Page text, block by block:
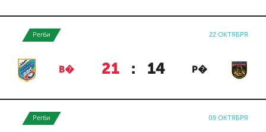
Регби 22 ОКТЯБРЯ
В� 21 : 14 Р�
Регби 09 ОКТЯБРЯ